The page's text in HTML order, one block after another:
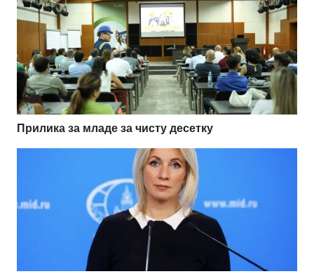
Прилика за младе за чисту десетку